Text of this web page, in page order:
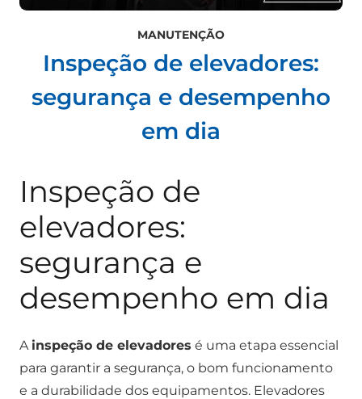
MANUTENÇÃO
Inspeção de elevadores:
segurança e desempenho
em dia
Inspeção de
elevadores:
segurança e
desempenho em dia
A inspeção de elevadores é uma etapa essencial
para garantir a segurança, o bom funcionamento
e a durabilidade dos equipamentos. Elevadores